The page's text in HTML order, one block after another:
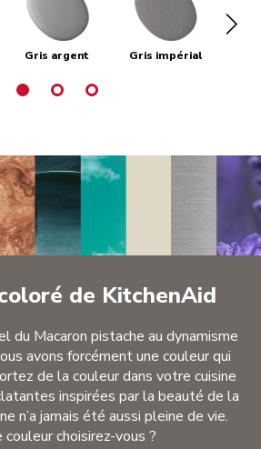
Gris argent Gris impérial
de KitchenAid
du Macaron pistache au dynamisme
avons forcément une couleur qui
de la couleur dans votre cuisine
inspirées par la beauté de la
n’a jamais été aussi pleine de vie.
choisirez-vous ?